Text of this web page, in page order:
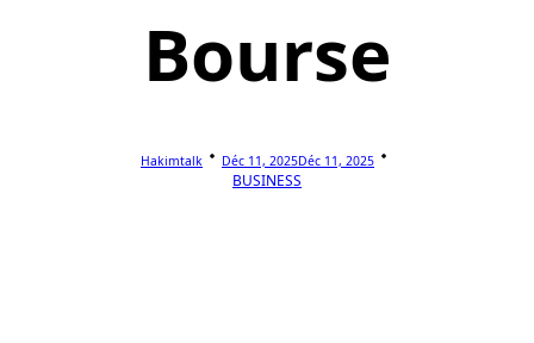
Bourse
Hakimtalk Déc 11, 2025Déc 11, 2025
BUSINESS